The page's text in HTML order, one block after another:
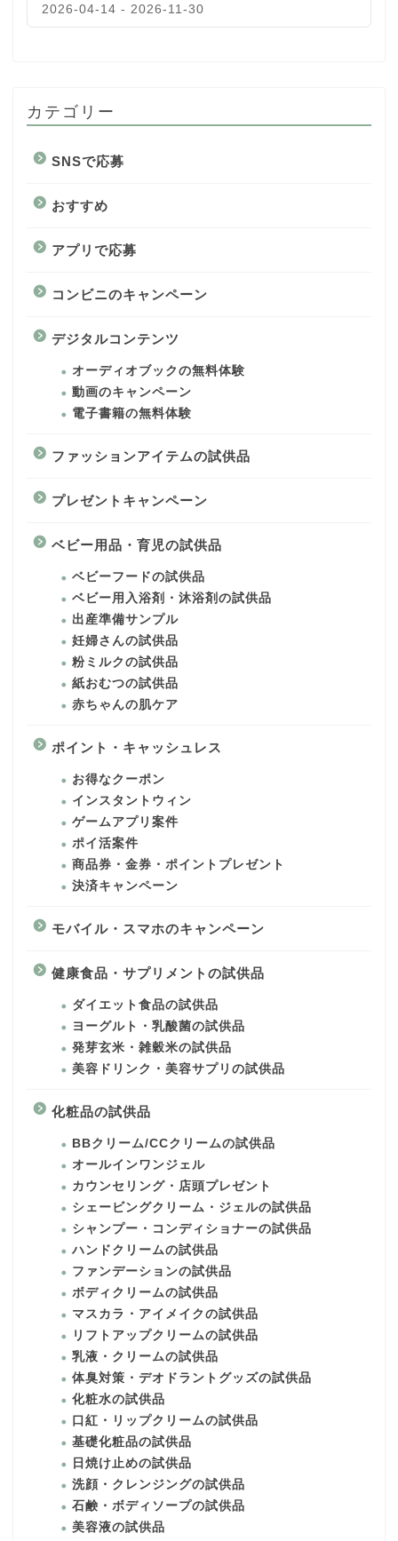
2026-04-14 - 2026-11-30
カテゴリー
SNSで応募
おすすめ
アプリで応募
コンビニのキャンペーン
デジタルコンテンツ
オーディオブックの無料体験
動画のキャンペーン
電子書籍の無料体験
ファッションアイテムの試供品
プレゼントキャンペーン
ベビー用品・育児の試供品
ベビーフードの試供品
ベビー用入浴剤・沐浴剤の試供品
出産準備サンプル
妊婦さんの試供品
粉ミルクの試供品
紙おむつの試供品
赤ちゃんの肌ケア
ポイント・キャッシュレス
お得なクーポン
インスタントウィン
ゲームアプリ案件
ポイ活案件
商品券・金券・ポイントプレゼント
決済キャンペーン
モバイル・スマホのキャンペーン
健康食品・サプリメントの試供品
ダイエット食品の試供品
ヨーグルト・乳酸菌の試供品
発芽玄米・雑穀米の試供品
美容ドリンク・美容サプリの試供品
化粧品の試供品
BBクリーム/CCクリームの試供品
オールインワンジェル
カウンセリング・店頭プレゼント
シェービングクリーム・ジェルの試供品
シャンプー・コンディショナーの試供品
ハンドクリームの試供品
ファンデーションの試供品
ボディクリームの試供品
マスカラ・アイメイクの試供品
リフトアップクリームの試供品
乳液・クリームの試供品
体臭対策・デオドラントグッズの試供品
化粧水の試供品
口紅・リップクリームの試供品
基礎化粧品の試供品
日焼け止めの試供品
洗顔・クレンジングの試供品
石鹸・ボディソープの試供品
美容液の試供品